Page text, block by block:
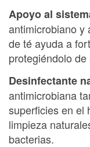
Apoyo al
antimicrobiano y
de té ayuda a
protegiéndolo
Desinfectante
antimicrobiana
superficies en el
limpieza
bacterias.